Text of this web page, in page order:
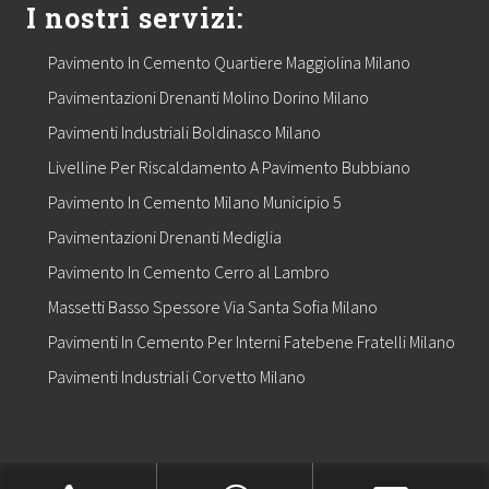
I nostri servizi:
Pavimento In Cemento Quartiere Maggiolina Milano
Pavimentazioni Drenanti Molino Dorino Milano
Pavimenti Industriali Boldinasco Milano
Livelline Per Riscaldamento A Pavimento Bubbiano
Pavimento In Cemento Milano Municipio 5
Pavimentazioni Drenanti Mediglia
Pavimento In Cemento Cerro al Lambro
Massetti Basso Spessore Via Santa Sofia Milano
Pavimenti In Cemento Per Interni Fatebene Fratelli Milano
Pavimenti Industriali Corvetto Milano